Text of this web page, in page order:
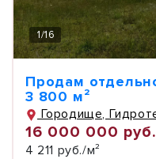
1/16
Продам
3 800 м²
Городище,
16 000 000 руб.
4 211 руб./м²